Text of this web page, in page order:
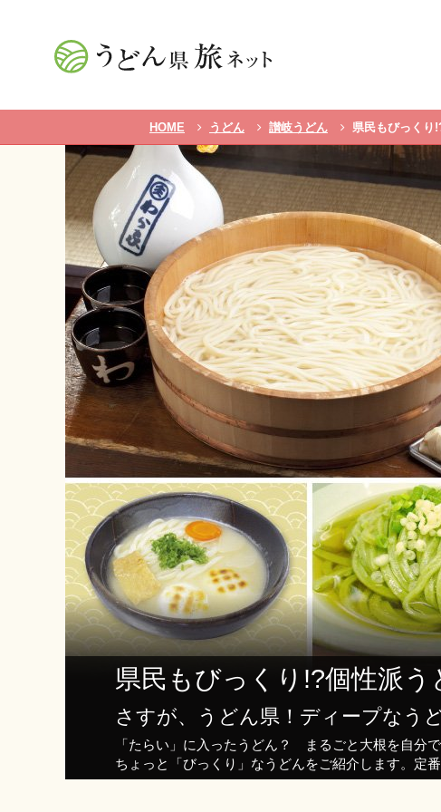
HOME うどん 讃岐うどん 県民もびっくり
県民もびっくり!?個性派う
さすが、うどん県！ディープなう
「たらい」に入ったうどん？ まるごと大根を自
ちょっと「びっくり」なうどんをご紹介します。定